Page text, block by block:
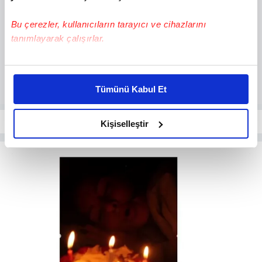
Bu çerezler, kullanıcıların tarayıcı ve cihazlarını
tanımlayarak çalışırlar.
Bu çerezlere izin vermeniz halinde sizlere özel
daha iyi reklam deneyimi yaşatabiliriz. Bunu yaparken
amacımızın size daha iyi bir reklam deneyimi sunmak
olduğunu ve sizlere en iyi içerikleri sunabilmek adına
elimizden gelen çabayı gösterdiğimizi ve bu noktada,
reklamların maliyetlerimizi karşılamak noktasında tek gelir
takdirde, kullanıcılara hedefli reklamlar
gösterilmeyecektir."
Sizlere daha iyi bir hizmet sunabilmek için İnternet
Tümünü Kabul Et
Kişiselleştir